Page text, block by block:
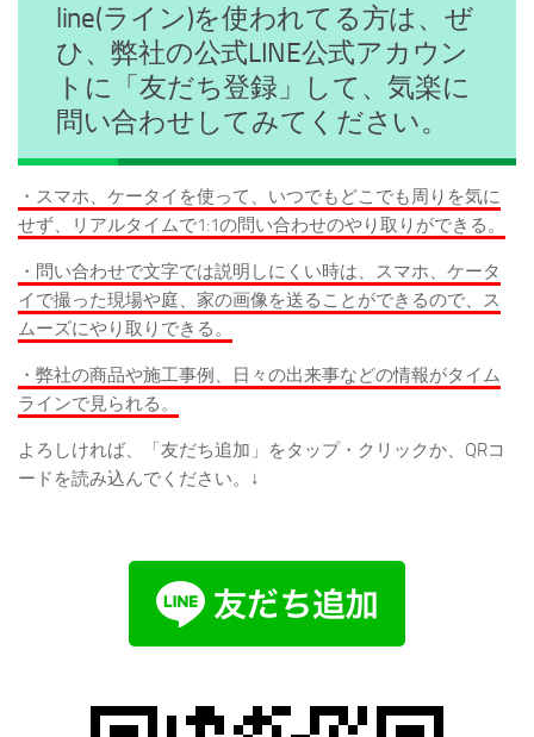
line(ライン)を使われてる方は、ぜ
ひ、弊社の公式LINE公式アカウン
トに「友だち登録」して、気楽に
問い合わせしてみてください。
・スマホ、ケータイを使って、いつでもどこでも周りを気に
せず、リアルタイムで1:1の問い合わせのやり取りができる。
・問い合わせで文字では説明しにくい時は、スマホ、ケータ
イで撮った現場や庭、家の画像を送ることができるので、ス
ムーズにやり取りできる。
・弊社の商品や施工事例、日々の出来事などの情報がタイム
ラインで見られる。
よろしければ、「友だち追加」をタップ・クリックか、QRコ
ードを読み込んでください。↓